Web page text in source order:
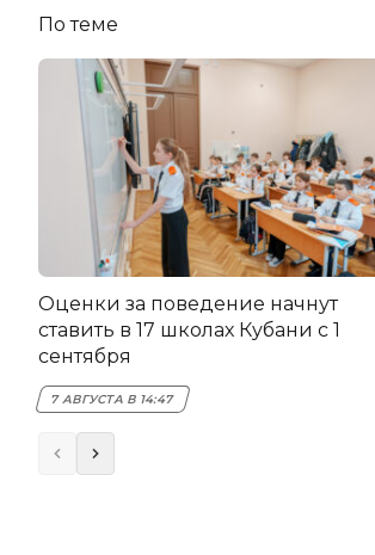
По теме
Оценки за поведение начнут
ставить в 17 школах Кубани с 1
сентября
7 АВГУСТА В 14:47